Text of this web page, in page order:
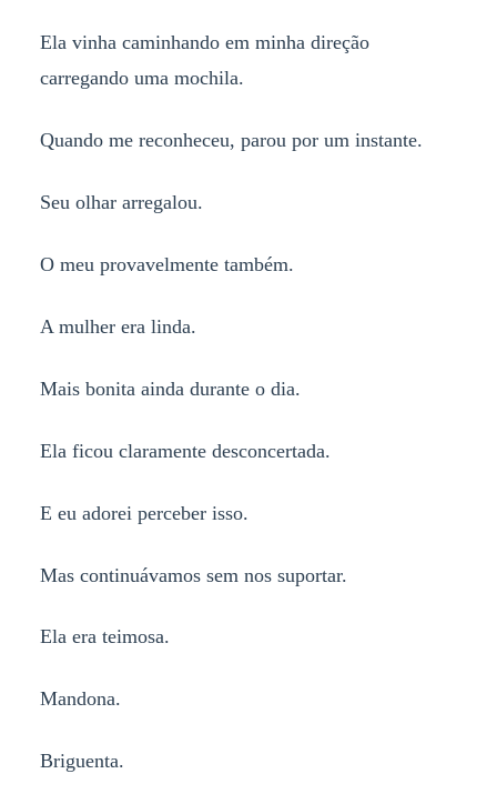
Ela vinha caminhando em minha direção
carregando uma mochila.
Quando me reconheceu, parou por um instante.
Seu olhar arregalou.
O meu provavelmente também.
A mulher era linda.
Mais bonita ainda durante o dia.
Ela ficou claramente desconcertada.
E eu adorei perceber isso.
Mas continuávamos sem nos suportar.
Ela era teimosa.
Mandona.
Briguenta.